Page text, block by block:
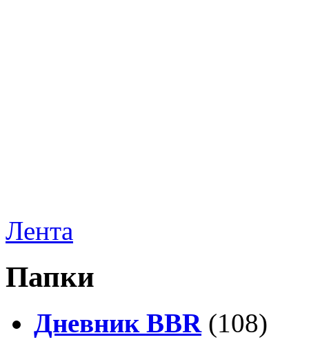
Лента
Папки
Дневник BBR (108)